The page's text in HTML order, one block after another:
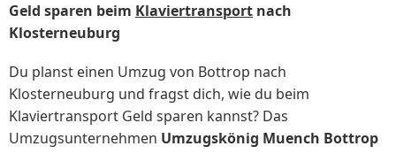
Geld sparen beim Klaviertransport nach
Klosterneuburg
Du planst einen Umzug von Bottrop nach
Klosterneuburg und fragst dich, wie du beim
Klaviertransport Geld sparen kannst? Das
Umzugsunternehmen Umzugskönig Muench Bottrop